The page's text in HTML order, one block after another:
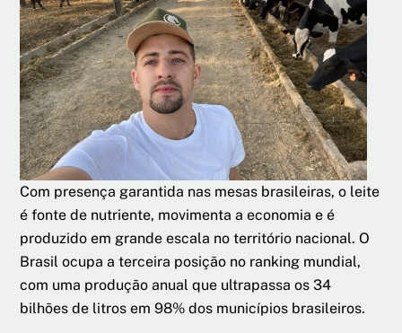
Com presença garantida nas mesas brasileiras, o leite
é fonte de nutriente, movimenta a economia e é
produzido em grande escala no território nacional. O
Brasil ocupa a terceira posição no ranking mundial,
com uma produção anual que ultrapassa os 34
bilhões de litros em 98% dos municípios brasileiros.